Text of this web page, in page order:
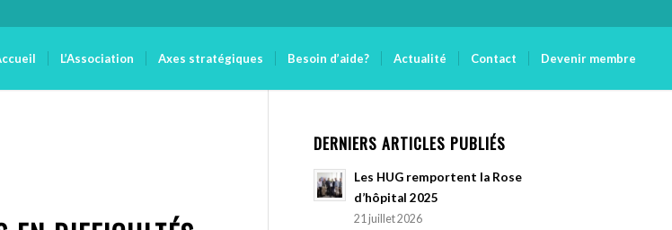
L’Association Axes stratégiques Besoin d’aide? Actualité Contact Devenir membre
DERNIERS ARTICLES PUBLIÉS
Les HUG remportent la Rose
d’hôpital 2025
21 juillet 2026